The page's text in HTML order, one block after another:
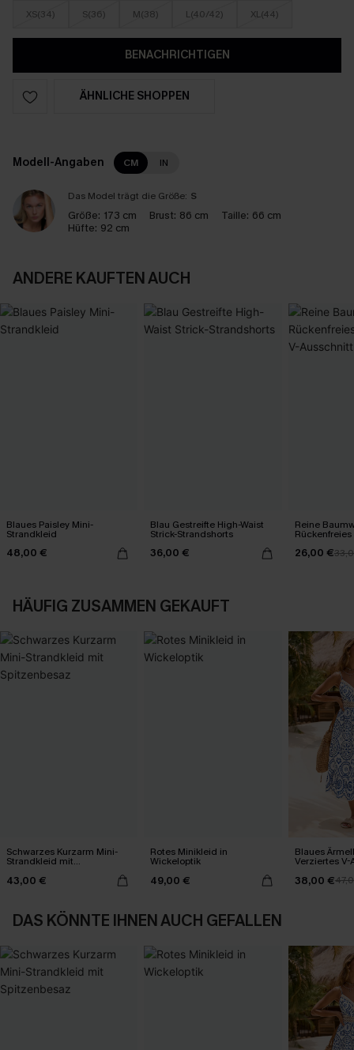
XS(34) S(36) M(38) L(40/42) XL(44)
BENACHRICHTIGEN
ÄHNLICHE SHOPPEN
Modell-Angaben CM IN
Das Model trägt die Größe: S
Größe: 173 cm Brust: 86 cm Taille: 66 cm
Hüfte: 92 cm
ANDERE KAUFTEN AUCH
Blaues Paisley Mini-
Strandkleid
48,00 €
Blau Gestreifte High-Waist
Strick-Strandshorts
36,00 €
Reine
26,00 €
HÄUFIG ZUSAMMEN GEKAUFT
Schwarzes Kurzarm Mini-
Strandkleid mit
43,00 €
Rotes Minikleid in
Wickeloptik
49,00 €
Blaues
Verziertes
38,00 €
DAS KÖNNTE IHNEN AUCH GEFALLEN